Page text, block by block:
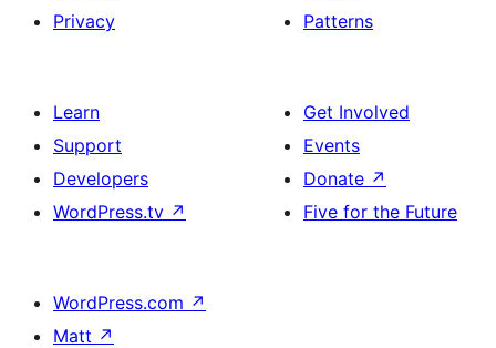
Privacy
Patterns
Learn
Support
Developers
WordPress.tv ↗
Get Involved
Events
Donate ↗
Five for the Future
WordPress.com ↗
Matt ↗